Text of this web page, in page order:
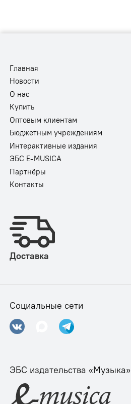
Главная
Новости
О нас
Купить
Оптовым клиентам
Бюджетным учреждениям
Интерактивные издания
ЭБС E-MUSICA
Партнёры
Контакты
Доставка
Социальные сети
ЭБС издательства «Музыка»